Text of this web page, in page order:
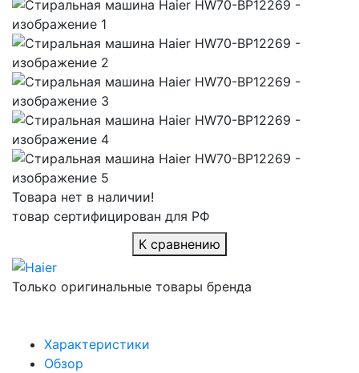
Товара нет в наличии!
товар сертифицирован для РФ
К сравнению
Только оригинальные товары бренда
Характеристики
Обзор